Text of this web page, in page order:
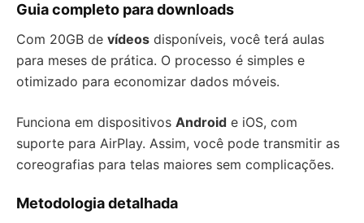
Guia completo para downloads
Com 20GB de vídeos disponíveis, você terá aulas
para meses de prática. O processo é simples e
otimizado para economizar dados móveis.
Funciona em dispositivos Android e iOS, com
suporte para AirPlay. Assim, você pode transmitir as
coreografias para telas maiores sem complicações.
Metodologia detalhada